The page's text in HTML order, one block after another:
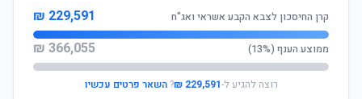
קרן החיסכון לצבא הקבע אשראי ואג"ח 229,591 ₪
ממוצע הענף (13%) 366,055 ₪
רוצה להגיע ל-229,591 ₪
?השאר פרטים עכשיו